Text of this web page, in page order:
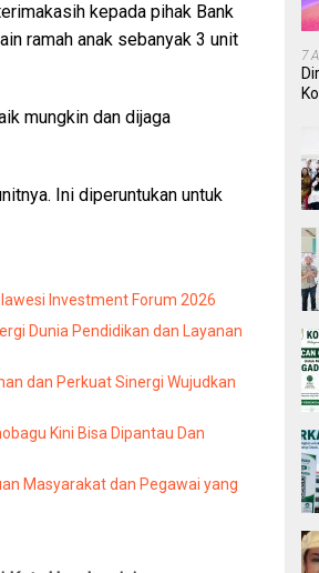
kepada pihak Bank
ramah anak sebanyak 3 unit
mungkin dan dijaga
Ini diperuntukan untuk
Investment Forum 2026
Dunia Pendidikan dan Layanan
dan Perkuat Sinergi Wujudkan
Kini Bisa Dipantau Dan
Masyarakat dan Pegawai yang
7